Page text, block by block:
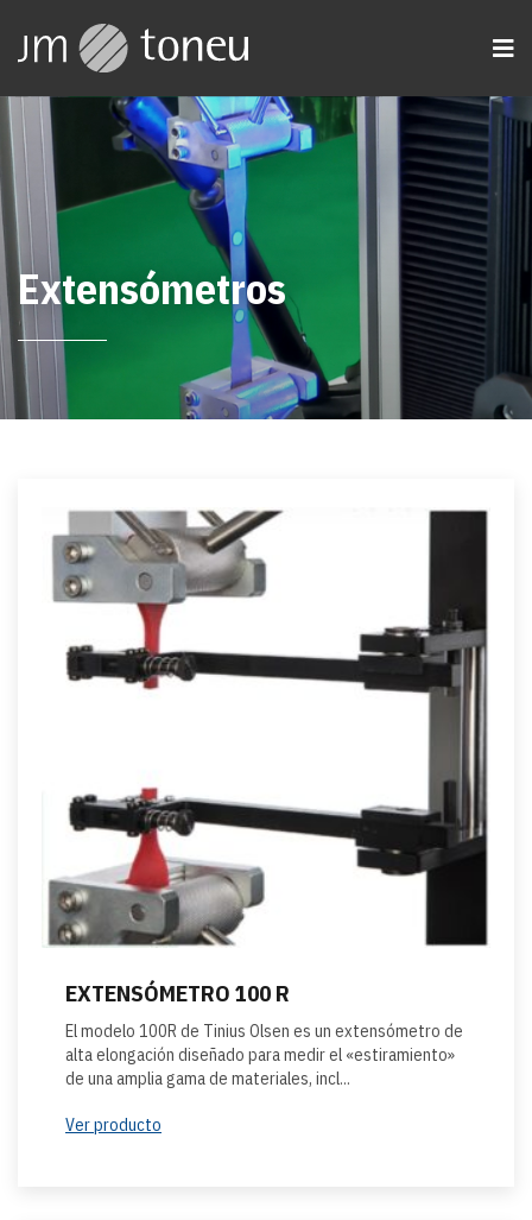
Extensómetros
EXTENSÓMETRO 100 R
El modelo 100R de Tinius Olsen es un extensómetro de
alta elongación diseñado para medir el «estiramiento»
de una amplia gama de materiales, incl...
Ver producto